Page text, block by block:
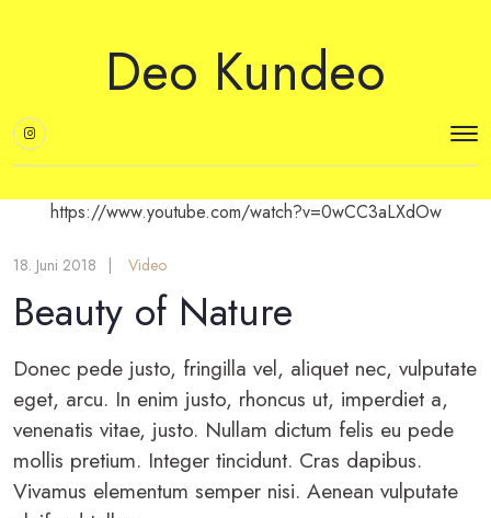
Deo Kundeo
https://www.youtube.com/watch?v=0wCC3aLXdOw
18. Juni 2018 Video
Beauty of Nature
Donec pede justo, fringilla vel, aliquet nec, vulputate
eget, arcu. In enim justo, rhoncus ut, imperdiet a,
venenatis vitae, justo. Nullam dictum felis eu pede
mollis pretium. Integer tincidunt. Cras dapibus.
Vivamus elementum semper nisi. Aenean vulputate